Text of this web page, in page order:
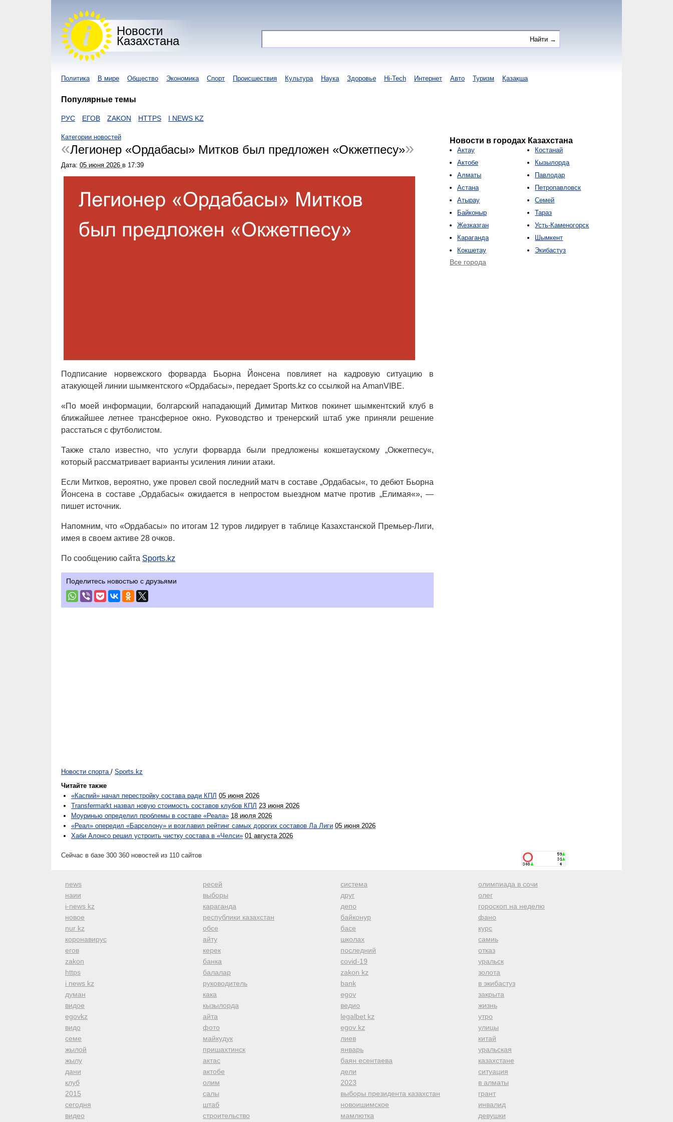
Новости
Казахстана
Политика В мире Общество Экономика Спорт Происшествия Культура Наука Здоровье Hi-Tech Интернет Авто Туризм Қазақша
Популярные темы
КОРОНАВИРУС ЕГОВ ZAKON HTTPS I NEWS KZ
Категории новостей
Легионер «Ордабасы» Митков был предложен «Окжетпесу»
Дата: 05 июня 2026 в 17:39
Подписание норвежского форварда Бьорна Йонсена повлияет на кадровую ситуацию в
атакующей линии шымкентского «Ордабасы», передает Sports.kz со ссылкой на AmanVIBE.
«По моей информации, болгарский нападающий Димитар Митков покинет шымкентский клуб в
ближайшее летнее трансферное окно. Руководство и тренерский штаб уже приняли решение
расстаться с футболистом.
Также стало известно, что услуги форварда были предложены кокшетаускому „Окжетпесу«,
который рассматривает варианты усиления линии атаки.
Если Митков, вероятно, уже провел свой последний матч в составе „Ордабасы«, то дебют Бьорна
Йонсена в составе „Ордабасы« ожидается в непростом выездном матче против „Елимая«», —
пишет источник.
Напомним, что «Ордабасы» по итогам 12 туров лидирует в таблице Казахстанской Премьер-Лиги,
имея в своем активе 28 очков.
По сообщению сайта Sports.kz
Поделитесь новостью с друзьями
Новости спорта / Sports.kz
Читайте также
«Каспий» начал перестройку состава ради КПЛ 05 июня 2026
Transfermarkt назвал новую стоимость составов клубов КПЛ 23 июня 2026
Моуринью определил проблемы в составе «Реала» 18 июля 2026
«Реал» опередил «Барселону» и возглавил рейтинг самых дорогих составов Ла Лиги 05 июня 2026
Хаби Алонсо решил устроить чистку состава в «Челси» 01 августа 2026
Новости в городах Казахстана
Актау
Актобе
Алматы
Астана
Атырау
Байконыр
Жезказган
Караганда
Кокшетау
Костанай
Кызылорда
Павлодар
Петропавловск
Семей
Тараз
Усть-Каменогорск
Шымкент
Экибастуз
Все города
Сейчас в базе 300 360 новостей из 110 сайтов
news
наии
i-news kz
новое
nur kz
коронавирус
егов
zakon
https
i news kz
думан
видое
egovkz
видо
семе
жылой
жылу
дани
клуб
2015
сегодня
видео
ресей
выборы
караганда
республики казахстан
обсе
айту
керек
банка
балалар
руководитель
кака
кызылорда
айта
фото
майкудук
пришахтинск
актас
актобе
олим
салы
штаб
строительство
система
друг
депо
байконур
басе
школах
последний
covid-19
zakon kz
bank
egov
ведио
legalbet kz
egov kz
лиев
январь
баян есентаева
дели
2023
выборы президента казахстан
новоишимское
мамлютка
олимпиада в сочи
олег
гороскоп на неделю
фано
курс
самиь
отказ
уральск
золота
в экибастуз
закрыта
жизнь
утро
улицы
китай
уральская
казахстане
ситуация
в алматы
грант
инвалид
девушки